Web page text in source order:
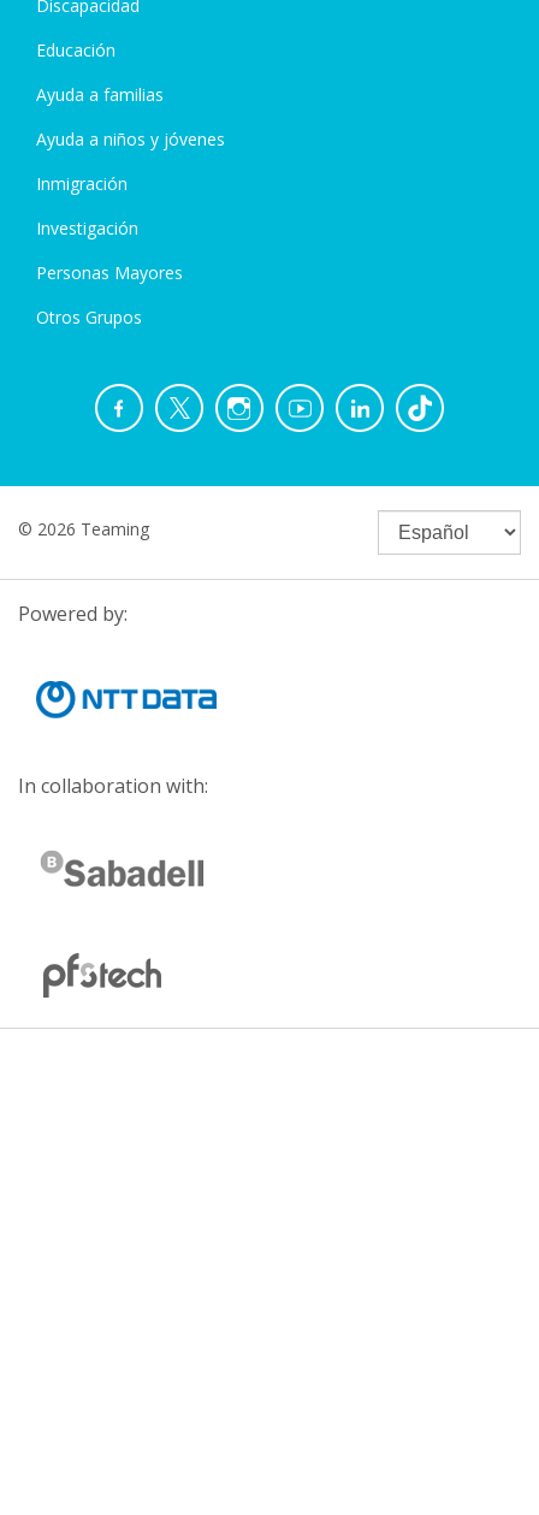
Discapacidad
Educación
Ayuda a familias
Ayuda a niños y jóvenes
Inmigración
Investigación
Personas Mayores
Otros Grupos
© 2026 Teaming
Powered by:
In collaboration with: